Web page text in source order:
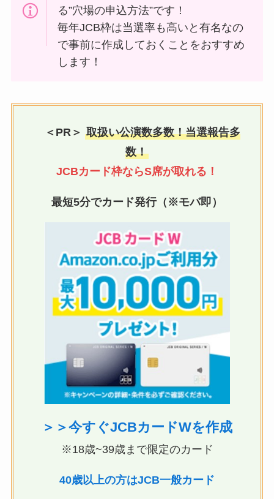
る”穴場の申込方法”です！
毎年JCB枠は当選率も高いと有名なの
で事前に作成しておくことをおすすめ
します！
＜PR＞ 取扱い公演数多数！当選報告多
数！
JCBカード枠ならS席が取れる！
最短5分でカード発行（※モバ即）
＞＞今すぐJCBカードWを作成
※18歳~39歳まで限定のカード
40歳以上の方はJCB一般カード